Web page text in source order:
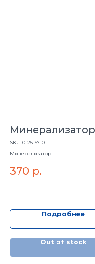
Минерализатор
SKU: 0-25-5710
Минерализатор
370 р.
Подробнее
Out of stock